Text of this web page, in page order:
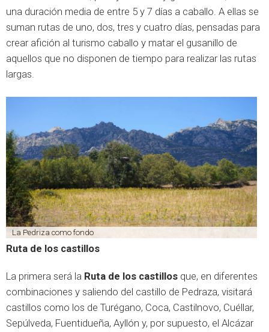
una duración media de entre 5 y 7 días a caballo. A ellas se
suman rutas de uno, dos, tres y cuatro días, pensadas para
crear afición al turismo caballo y matar el gusanillo de
aquellos que no disponen de tiempo para realizar las rutas
largas.
La Pedriza como fondo
Ruta de los castillos
La primera será la Ruta de los castillos que, en diferentes
combinaciones y saliendo del castillo de Pedraza, visitará
castillos como los de Turégano, Coca, Castilnovo, Cuéllar,
Sepúlveda, Fuentidueña, Ayllón y, por supuesto, el Alcázar